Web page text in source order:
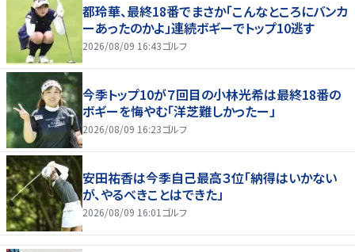
都玲華、最終18番でまさか「こんなところにバンカ
ーあったのかよ」連続ボギーでトップ10逃す
2026/08/09 16:43ゴルフ
今季トップ10が７回目の小林光希は最終18番の
ボギーを悔やむ「洋芝難しかったー」
2026/08/09 16:23ゴルフ
安田祐香は今季自己最高３位「納得はいかない
が、やるべきことはできた」
2026/08/09 16:01 ゴルフ